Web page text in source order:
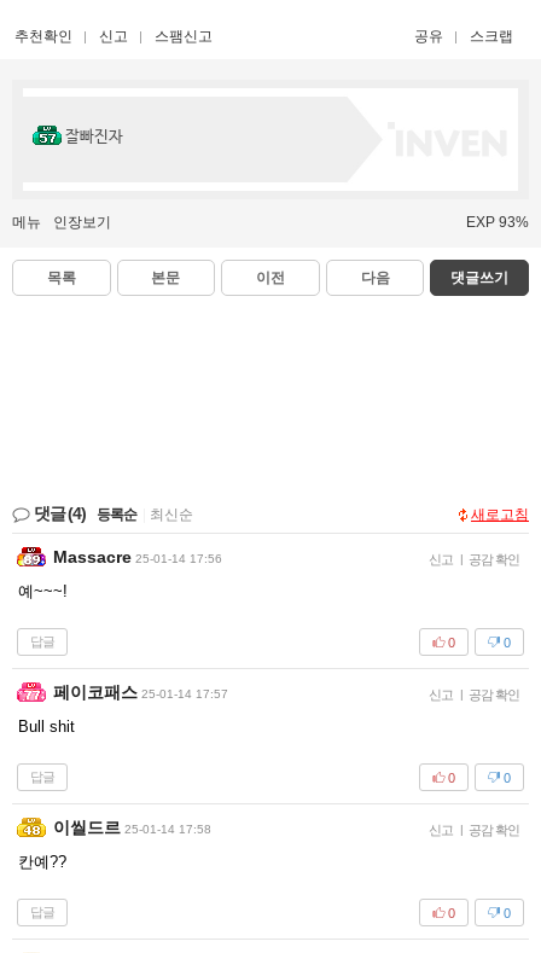
추천확인 신고 스팸신고 공유 스크랩
잘빠진자
메뉴 인장보기 EXP 93%
목록 본문 이전 다음 댓글쓰기
댓글(4) 등록순 최신순 새로고침
Massacre 25-01-14 17:56 신고 | 공감 확인
예~~~!
답글 0
0
페이코패스 25-01-14 17:57 신고 | 공감 확인
Bull shit
답글 0
0
이씰드르 25-01-14 17:58 신고 | 공감 확인
칸예??
답글 0
0